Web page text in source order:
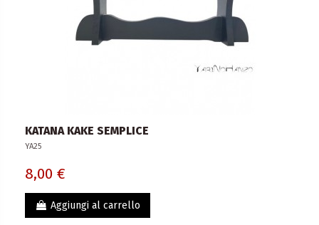
KATANA KAKE SEMPLICE
YA25
8,00 €
Aggiungi al carrello